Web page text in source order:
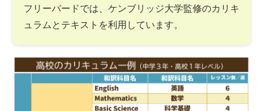
フリーバードでは、ケンブリッジ大学監修のカリキ
ュラムとテキストを利用しています。